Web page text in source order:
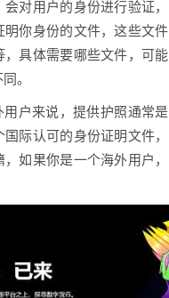
会对用户的身份进行验证
明你身份的文件，这些文
，具体需要哪些文件，可
。
用户来说，提供护照通常
国际认可的身份证明文件
，如果你是一个海外用户